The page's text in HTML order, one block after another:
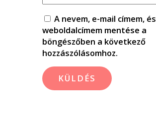
A nevem, e-mail címem, és
weboldalcímem mentése a
böngészőben a következő
hozzászólásomhoz.